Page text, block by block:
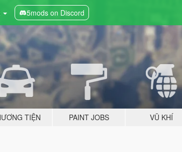
5mods on Discord
TIỆN PAINT JOBS VŨ KHÍ